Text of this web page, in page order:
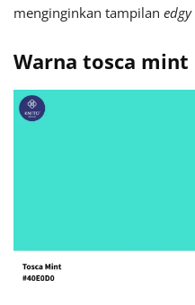
menginginkan tampilan edgy
Warna tosca mint